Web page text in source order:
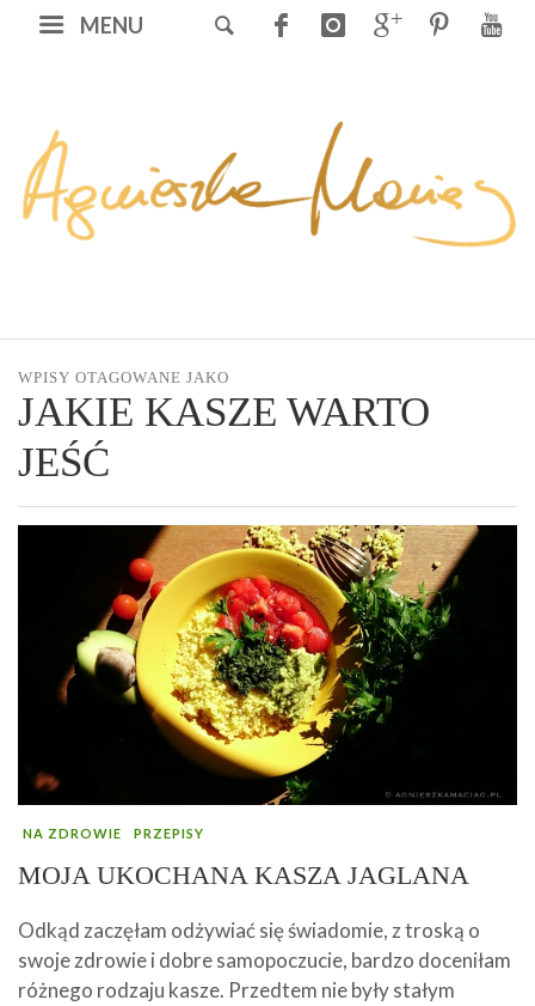
MENU
WPISY OTAGOWANE JAKO
JAKIE KASZE WARTO
JEŚĆ
NA ZDROWIE PRZEPISY
MOJA UKOCHANA KASZA JAGLANA
Odkąd zaczęłam odżywiać się świadomie, z troską o
swoje zdrowie i dobre samopoczucie, bardzo doceniłam
różnego rodzaju kasze. Przedtem nie były stałym